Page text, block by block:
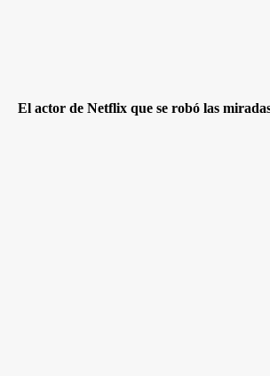
El actor de Netflix que se robó las